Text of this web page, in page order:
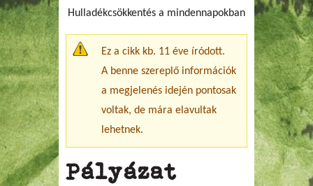
Hulladékcsökkentés a mindennapokban
Figyelmeztető üzenet
Ez a cikk kb. 11 éve íródott.
A benne szereplő információk
a megjelenés idején pontosak
voltak, de mára elavultak
lehetnek.
Pályázat